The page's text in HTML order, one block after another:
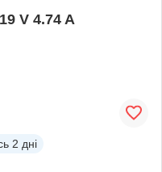
V 4.74 A
2 дні